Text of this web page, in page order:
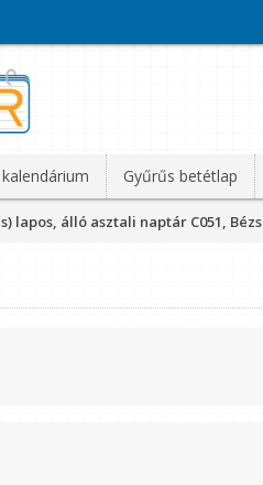
Gyűrűs betétlap
lapos, álló asztali naptár C051, Bézs